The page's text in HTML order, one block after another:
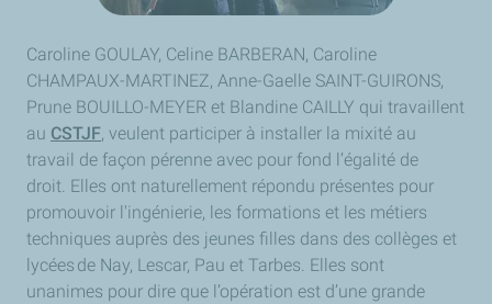
Caroline GOULAY, Celine BARBERAN, Caroline
CHAMPAUX-MARTINEZ, Anne-Gaelle SAINT-GUIRONS,
Prune BOUILLO-MEYER et Blandine CAILLY qui travaillent
au CSTJF, veulent participer à installer la mixité au
travail de façon pérenne avec pour fond l’égalité de
droit. Elles ont naturellement répondu présentes pour
promouvoir l'ingénierie, les formations et les métiers
techniques auprès des jeunes filles dans des collèges et
lycées de Nay, Lescar, Pau et Tarbes. Elles sont
unanimes pour dire que l’opération est d’une grande